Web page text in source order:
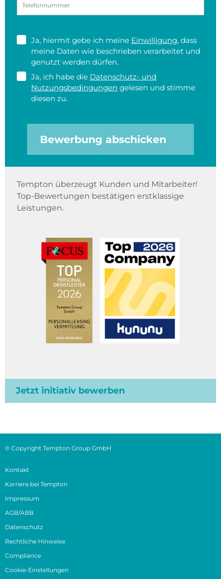
Ja, hiermit gebe ich meine Einwilligung, dass
meine Daten wie beschrieben verarbeitet und
genutzt werden dürfen.
Ja, ich habe die Datenschutz- und
Nutzungsbedingungen gelesen und stimme
diesen zu.
Bewerbung abschicken
Tempton überzeugt Kunden und Mitarbeiter!
Top-Bewertungen bestätigen erstklassige
Leistungen.
Jetzt initiativ bewerben
© Copyright Tempton Group GmbH
Kontakt
Karriere bei Tempton
Impressum
AGB/ABB
Datenschutz
Rechtliche Hinweise
Compliance
Cookie-Einstellungen